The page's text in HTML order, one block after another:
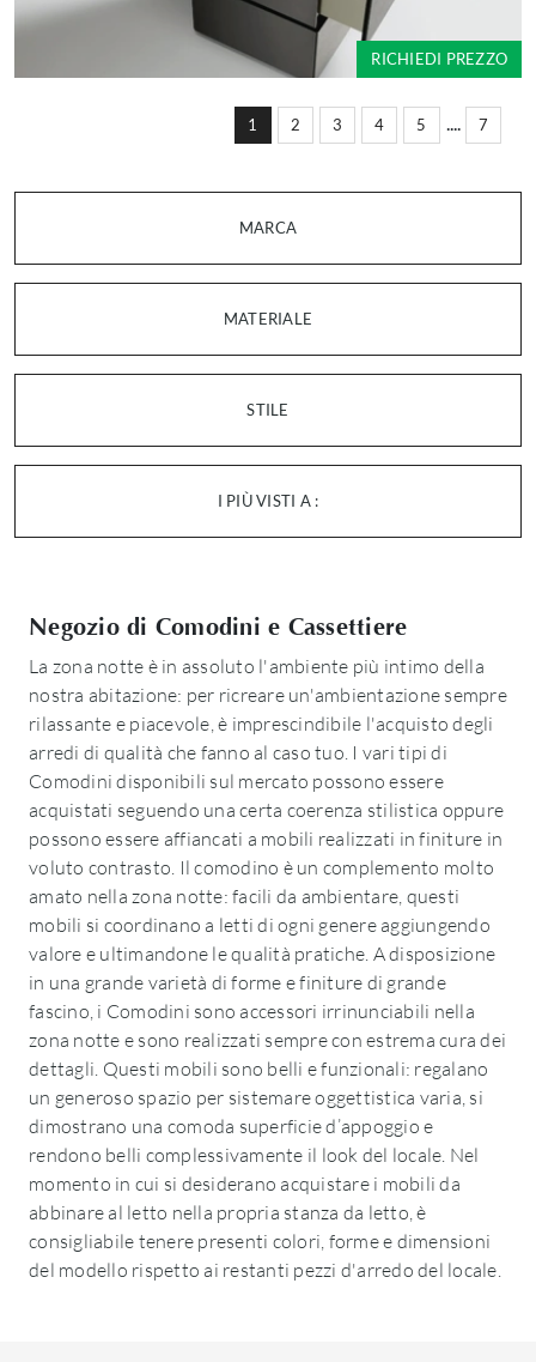
MARCA
MATERIALE
STILE
I PIÙ VISTI A :
1 2 3 4 5 .... 7
RICHIEDI PREZZO
Negozio di Comodini e Cassettiere
La zona notte è in assoluto l'ambiente più intimo della
nostra abitazione: per ricreare un'ambientazione sempre
rilassante e piacevole, è imprescindibile l'acquisto degli
arredi di qualità che fanno al caso tuo. I vari tipi di
Comodini disponibili sul mercato possono essere
acquistati seguendo una certa coerenza stilistica oppure
possono essere affiancati a mobili realizzati in finiture in
voluto contrasto. Il comodino è un complemento molto
amato nella zona notte: facili da ambientare, questi
mobili si coordinano a letti di ogni genere aggiungendo
valore e ultimandone le qualità pratiche. A disposizione
in una grande varietà di forme e finiture di grande
fascino, i Comodini sono accessori irrinunciabili nella
zona notte e sono realizzati sempre con estrema cura dei
dettagli. Questi mobili sono belli e funzionali: regalano
un generoso spazio per sistemare oggettistica varia, si
dimostrano una comoda superficie d’appoggio e
rendono belli complessivamente il look del locale. Nel
momento in cui si desiderano acquistare i mobili da
abbinare al letto nella propria stanza da letto, è
consigliabile tenere presenti colori, forme e dimensioni
del modello rispetto ai restanti pezzi d'arredo del locale.